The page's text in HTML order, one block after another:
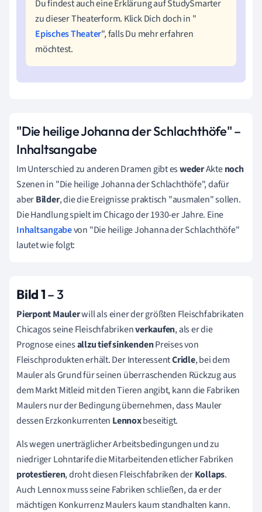
Du findest auch eine Erklärung auf StudySmarter
zu dieser Theaterform. Klick Dich doch in "
Episches Theater", falls Du mehr erfahren
möchtest.
"Die heilige Johanna der Schlachthöfe" –
Inhaltsangabe
Im Unterschied zu anderen Dramen gibt eswederAktenoch
Szenen in "Die heilige Johanna der Schlachthöfe", dafür
aberBilder, die die Ereignisse praktisch "ausmalen" sollen.
Die Handlung spielt im Chicago der 1930-er Jahre. Eine
Inhaltsangabevon "Die heilige Johanna der Schlachthöfe"
lautet wie folgt:
Bild 1– 3
Pierpont Maulerwill als einer der größten Fleischfabrikaten
Chicagos seine Fleischfabrikenverkaufen, als er die
Prognose einesallzu tief sinkendenPreises von
Fleischprodukten erhält. Der InteressentCridle, bei dem
Mauler als Grund für seinen überraschenden Rückzug aus
dem Markt Mitleid mit den Tieren angibt, kann die Fabriken
Maulers nur der Bedingung übernehmen, dass Mauler
dessen Erzkonkurrenten Lennoxbeseitigt.
Als wegen unerträglicher Arbeitsbedingungen und zu
niedriger Lohntarife die Mitarbeitenden etlicher Fabriken
protestieren, droht diesen Fleischfabriken derKollaps.
Auch Lennox muss seine Fabriken schließen, da er der
mächtigen Konkurrenz Maulers kaum standhalten kann.